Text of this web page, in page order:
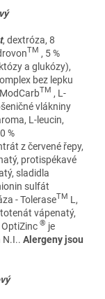
, dextróza, 8
TM , 5 %
a glukózy),
bez lepku
TM , L-
vlákniny
L-leucin,
%
z červené řepy,
protispékavé
sladidla
sulfát
- ToleraseTM L,
vápenatý,
® je
N.I.. Alergeny jsou